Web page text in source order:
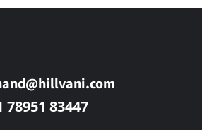
83447